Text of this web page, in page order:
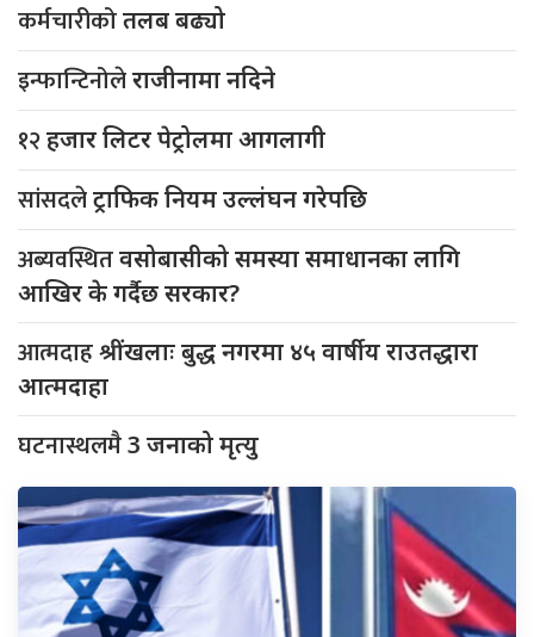
कर्मचारीकोतलब बढ्यो
इन्फान्टिनोलेराजीनामा नदिने
१२हजार लिटर पेट्रोलमा आगलागी
सांसदलेट्राफिक नियम उल्लंघन गरेपछि
अब्यवस्थितवसोबासीको समस्या समाधानका लागि
आखिर के गर्दैछ सरकार?
आत्मदाहश्रींखलाः बुद्ध नगरमा ४५ वार्षीय राउतद्धारा
आत्मदाहा
घटनास्थलमै3 जनाको मृत्यु